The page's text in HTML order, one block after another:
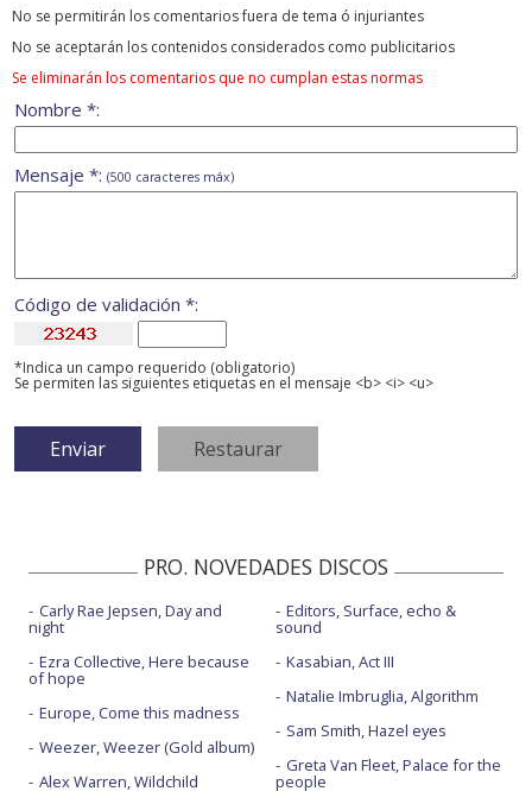
No se permitirán los comentarios fuera de tema ó injuriantes
No se aceptarán los contenidos considerados como publicitarios
Se eliminarán los comentarios que no cumplan estas normas
Nombre *:
Mensaje *: (500 caracteres máx)
Código de validación *:
*Indica un campo requerido (obligatorio)
Se permiten las siguientes etiquetas en el mensaje <b> <i> <u>
PRO. NOVEDADES DISCOS
Carly Rae Jepsen, Day and
night
Ezra Collective, Here because
of hope
Europe, Come this madness
Weezer, Weezer (Gold album)
Alex Warren, Wildchild
Editors, Surface, echo &
sound
Kasabian, Act III
Natalie Imbruglia, Algorithm
Sam Smith, Hazel eyes
Greta Van Fleet, Palace for the
people